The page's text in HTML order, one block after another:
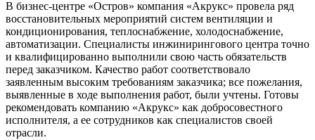
В бизнес-центре «Остров» компания «Акрукс» провела ряд
восстановительных мероприятий систем вентиляции и
кондиционирования, теплоснабжение, холодоснабжение,
автоматизации. Специалисты инжинирингового центра точно
и квалифицированно выполнили свою часть обязательств
перед заказчиком. Качество работ соответствовало
заявленным высоким требованиям заказчика; все пожелания,
выявленные в ходе выполнения работ, были учтены. Готовы
рекомендовать компанию «Акрукс» как добросовестного
исполнителя, а ее сотрудников как специалистов своей
отрасли.